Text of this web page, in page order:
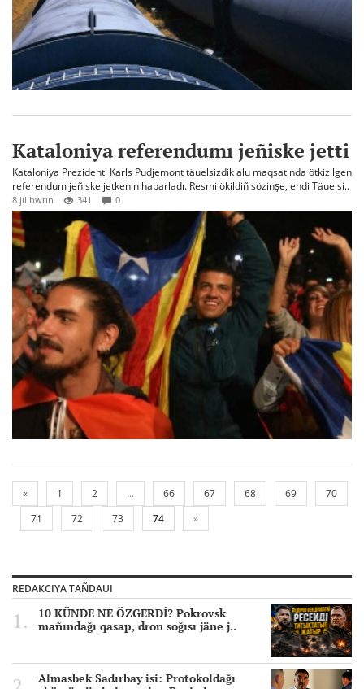
Kataloniya referendumı jeñiske jetti
Kataloniya Prezidenti Karls Pudjemont täuelsizdik alu maqsatında ötkizilgen
referendum jeñiske jetkenin habarladı. Resmi ökildiñ sözinşe, endi Täuelsi..
8 jıl bwrın 341 0
« 1 2 ... 66 67 68 69
70
71
72 73 74 »
REDAKCIYA TAÑDAUI
10 KÜNDE NE ÖZGERDİ? Pokrovsk
mañındağı qasap, dron soğısı jäne j..
Almasbek Sadırbay isi: Protokoldağı